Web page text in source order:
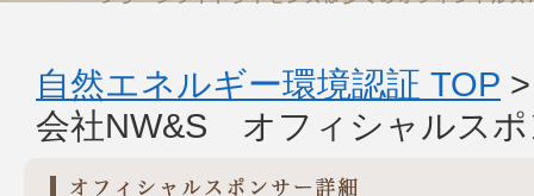
自然エネルギー環境認証 TOP
会社NW&S オフィシャルスポ